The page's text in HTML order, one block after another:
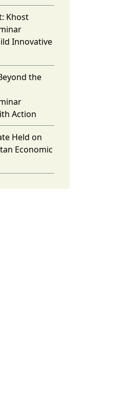
Khost
Innovative
the
Action
Held on
Economic